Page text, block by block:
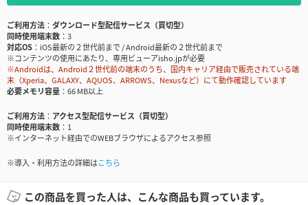
ご利用方法
ダウンロード型配信サービス（買切型）
同時使用端末数
3
対応OS
iOS最新の２世代前まで / Android最新の２世代前まで
※コンテンツの使用にあたり、専用ビューアisho.jpが必要
※Androidは、Android２世代前の端末のうち、国内キャリア経由で販売されている端
末（Xperia、GALAXY、AQUOS、ARROWS、Nexusなど）にて動作確認しています
必要メモリ容量
66 MB以上
ご利用方法
アクセス型配信サービス（買切型）
同時使用端末数
1
※インターネット経由でのWEBブラウザによるアクセス参照
※導入・利用方法の詳細はこちら
この商品を買った人は、こんな商品も買っています。